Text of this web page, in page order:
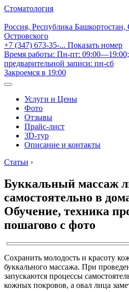
Стоматология
Россия, Республика Башкортостан,
Островского
+7 (347) 673-35-... Показать номер
Время работы: Пн-пт:
предварительной записи: пн-сб
Закроемся в 19:00
Услуги и Цены
Фото
Отзывы
Прайс-лист
3D-тур
Описание и контакты
Статьи ›
Буккальный массаж
самостоятельно в
Обучение, техника
пошагово с фото
Сохранить молодость и красоту
буккального массажа. При
запускаются процессы
кожных покровов, а овал лица